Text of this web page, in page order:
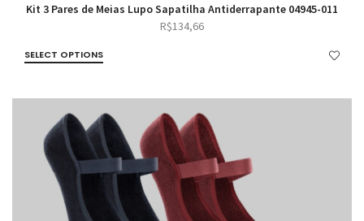
Kit 3 Pares de Meias Lupo Sapatilha Antiderrapante 04945-011
R$134,66
SELECT OPTIONS